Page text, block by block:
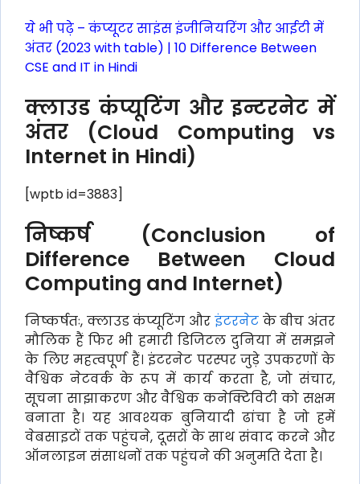
ये भी पढ़े – कंप्यूटर साइंस इंजीनियरिंग और आईटी में
अंतर (2023 with table) | 10 Difference Between
CSE and IT in Hindi
क्लाउड कंप्यूटिंग और इन्टरनेट में
अंतर (Cloud Computing vs
Internet in Hindi)
[wptb id=3883]
निष्कर्ष (Conclusion of
Difference Between Cloud
Computing and Internet)
निष्कर्षतः, क्लाउड कंप्यूटिंग और इंटरनेटके बीच अंतर
मौलिक हैं फिर भी हमारी डिजिटल दुनिया में समझने
के लिए महत्वपूर्ण हैं। इंटरनेट परस्पर जुड़े उपकरणों के
वैश्विक नेटवर्क के रूप में कार्य करता है, जो संचार,
सूचना साझाकरण और वैश्विक कनेक्टिविटी को सक्षम
बनाता है। यह आवश्यक बुनियादी ढांचा है जो हमें
वेबसाइटों तक पहुंचने, दूसरों के साथ संवाद करने और
ऑनलाइन संसाधनों तक पहुंचने की अनुमति देता है।